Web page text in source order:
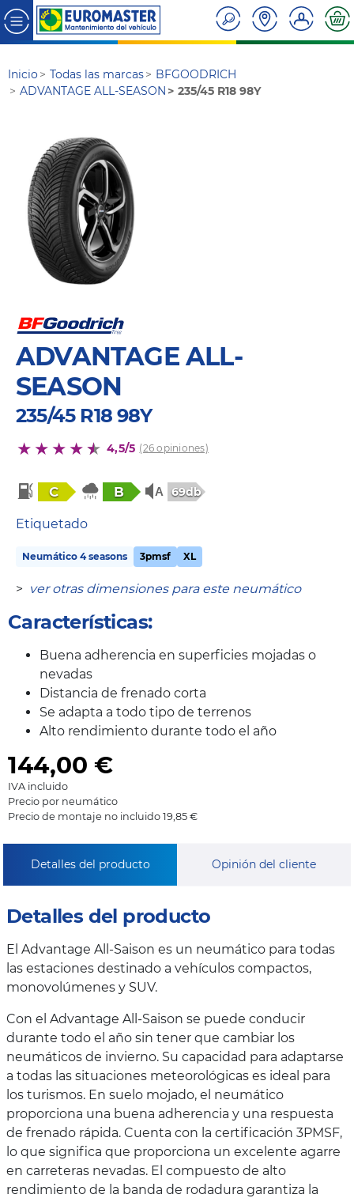
Inicio Todas las marcas
BFGOODRICH
ADVANTAGE ALL-SEASON
235/45 R18 98Y
ADVANTAGE ALL-
SEASON
235/45 R18 98Y
4,5/5 (26 opiniones)
C B 69db
Etiquetado
Neumático 4 seasons 3pmsf XL
> ver otras dimensiones para este neumático
Características:
Buena adherencia en superficies mojadas o
nevadas
Distancia de frenado corta
Se adapta a todo tipo de terrenos
Alto rendimiento durante todo el año
144,00 €
IVA incluido
Precio por neumático
Precio de montaje no incluido 19,85 €
Detalles del producto Opinión del cliente
Detalles del producto
El Advantage All-Saison es un neumático para todas
las estaciones destinado a vehículos compactos,
monovolúmenes y SUV.
Con el Advantage All-Saison se puede conducir
durante todo el año sin tener que cambiar los
neumáticos de invierno. Su capacidad para adaptarse
a todas las situaciones meteorológicas es ideal para
los turismos. En suelo mojado, el neumático
proporciona una buena adherencia y una respuesta
de frenado rápida. Cuenta con la certificación 3PMSF,
lo que significa que proporciona un excelente agarre
en carreteras nevadas. El compuesto de alto
rendimiento de la banda de rodadura garantiza la